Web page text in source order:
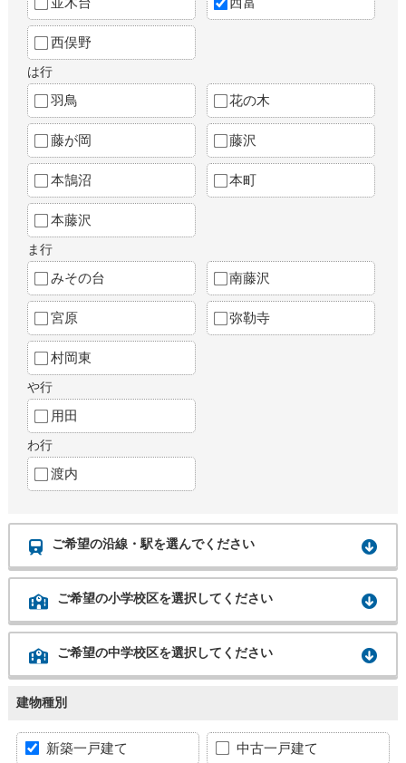
西俣野
は行
羽鳥 花の木
藤が岡 藤沢
本鵠沼 本町
本藤沢
ま行
みその台 南藤沢
宮原 弥勒寺
村岡東
や行
用田
わ行
渡内
ご希望の沿線・駅を選んでください
ご希望の小学校区を選択してください
ご希望の中学校区を選択してください
建物種別
新築一戸建て 中古一戸建て